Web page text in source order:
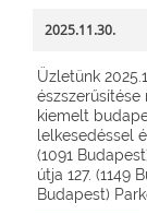
2025.11.30.
Üzletünk
kiemelt
lelkesedéssel
(1091
útja 127. (1149
Budapest)